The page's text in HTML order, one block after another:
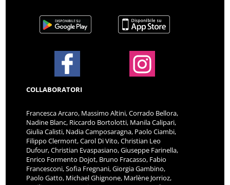
COLLABORATORI
Francesca Arcaro, Massimo Altini, Corrado Bellora,
Nadine Blanc, Riccardo Bortolotti, Manila Calipari,
Giulia Calisti, Nadia Camposaragna, Paolo Ciambi,
Filippo Clermont, Carol Di Vito, Christian Leo
Dufour, Christian Evaspasiano, Giuseppe Farinella,
Enrico Formento Dojot, Bruno Fracasso, Fabio
Francesconi, Sofia Fregnani, Giorgia Gambino,
Paolo Gatto, Michael Ghignone, Marlène Jorrioz,